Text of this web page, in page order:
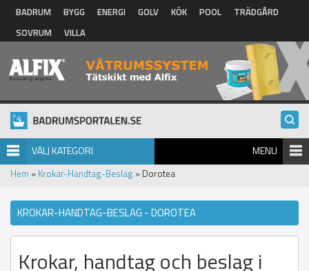
Hoppa till huvudinnehåll
BADRUM BYGG ENERGI GOLV KÖK POOL
TRÄDGÅRD
SOVRUM
VILLA
VÄLJ KATEGORI MENU
Hem » Krokar-Handtag-Beslag » Dorotea
KROKAR-HANDTAG-BESLAG - DOROTEA
Krokar, handtag och beslag i